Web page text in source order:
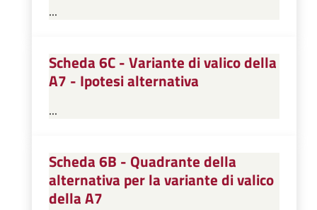
...
Scheda 6C - Variante di valico della
A7 - Ipotesi alternativa
...
Scheda 6B - Quadrante della
alternativa per la variante di valico
della A7